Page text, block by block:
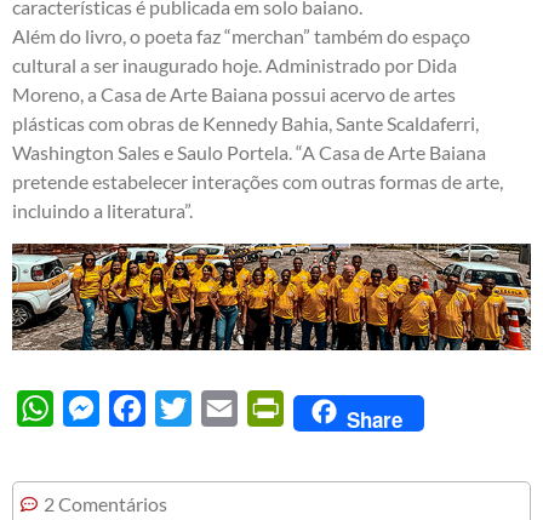
características é publicada em solo baiano.
Além do livro, o poeta faz “merchan” também do espaço
cultural a ser inaugurado hoje. Administrado por Dida
Moreno, a Casa de Arte Baiana possui acervo de artes
plásticas com obras de Kennedy Bahia, Sante Scaldaferri,
Washington Sales e Saulo Portela. “A Casa de Arte Baiana
pretende estabelecer interações com outras formas de arte,
incluindo a literatura”.
WhatsAppMessengerFacebook
Twitter Email PrintFriendly
Share
2 Comentários